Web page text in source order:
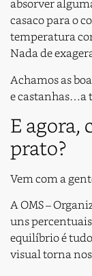
absorver
casaco para o
temperatura
Nada de
Achamos as
e castanhas…a
E agora,
prato?
Vem com a
A OMS –
uns
equilíbrio é
visual torna